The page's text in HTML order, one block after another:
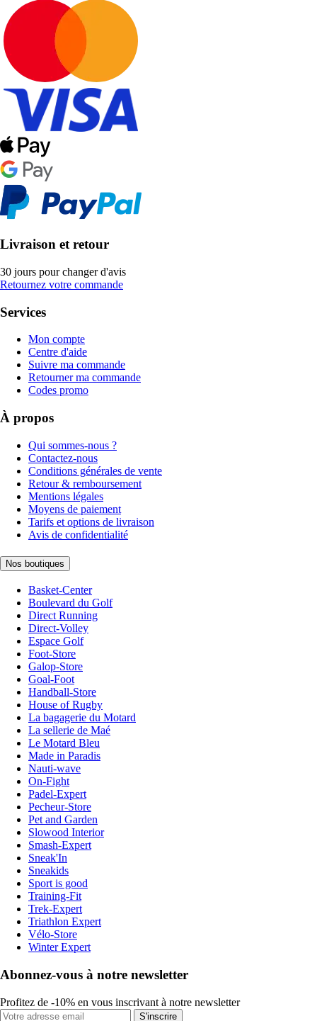
Livraison et retour
30 jours pour changer d'avis
Retournez votre commande
Services
Mon compte
Centre d'aide
Suivre ma commande
Retourner ma commande
Codes promo
À propos
Qui sommes-nous ?
Contactez-nous
Conditions générales de vente
Retour & remboursement
Mentions légales
Moyens de paiement
Tarifs et options de livraison
Avis de confidentialité
Nos boutiques
Basket-Center
Boulevard du Golf
Direct Running
Direct-Volley
Espace Golf
Foot-Store
Galop-Store
Goal-Foot
Handball-Store
House of Rugby
La bagagerie du Motard
La sellerie de Maé
Le Motard Bleu
Made in Paradis
Nauti-wave
On-Fight
Padel-Expert
Pecheur-Store
Pet and Garden
Slowood Interior
Smash-Expert
Sneak'In
Sneakids
Sport is good
Training-Fit
Trek-Expert
Triathlon Expert
Vélo-Store
Winter Expert
Abonnez-vous à notre newsletter
Profitez de -10% en vous inscrivant à notre newsletter
S'inscrire